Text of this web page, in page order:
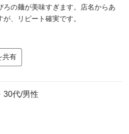
の麺が美味すぎます。店名からあ
、リピート確実です。
共有
30代/男性